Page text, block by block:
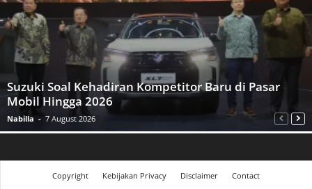
Suzuki Soal Kehadiran Kompetitor Baru di Pasar
Mobil Hingga 2026
Nabilla - 7 August 2026
Copyright Kebijakan Privacy Disclaimer Contact